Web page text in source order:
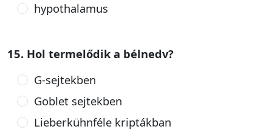
hypothalamus
15. Hol termelődik a bélnedv?
G-sejtekben
Goblet sejtekben
Lieberkühnféle kriptákban